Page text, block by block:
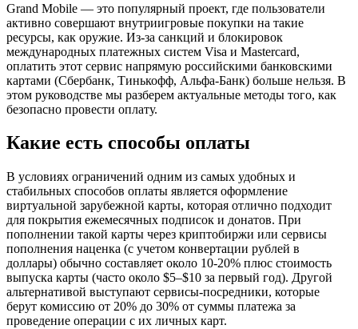
Grand Mobile — это популярный проект, где пользователи
активно совершают внутриигровые покупки на такие
ресурсы, как оружие. Из-за санкций и блокировок
международных платежных систем Visa и Mastercard,
оплатить этот сервис напрямую российскими банковскими
картами (Сбербанк, Тинькофф, Альфа-Банк) больше нельзя. В
этом руководстве мы разберем актуальные методы того, как
безопасно провести оплату.
Какие есть способы оплаты
В условиях ограничений одним из самых удобных и
стабильных способов оплаты является оформление
виртуальной зарубежной карты, которая отлично подходит
для покрытия ежемесячных подписок и донатов. При
пополнении такой карты через криптобиржи или сервисы
пополнения наценка (с учетом конвертации рублей в
доллары) обычно составляет около 10-20% плюс стоимость
выпуска карты (часто около $5–$10 за первый год). Другой
альтернативой выступают сервисы-посредники, которые
берут комиссию от 20% до 30% от суммы платежа за
проведение операции с их личных карт.